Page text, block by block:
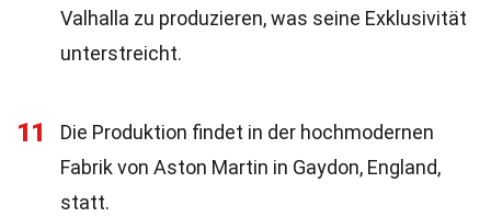
Valhalla zu produzieren, was seine Exklusivität
unterstreicht.
11
Die Produktion findet in der hochmodernen
Fabrik von Aston Martin in Gaydon, England,
statt.